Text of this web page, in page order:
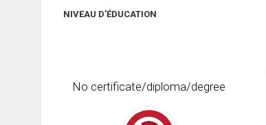
NIVEAU D'ÉDUCATION
No certificate/diploma/degree